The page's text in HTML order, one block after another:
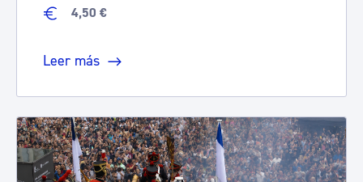
4,50 €
Leer más